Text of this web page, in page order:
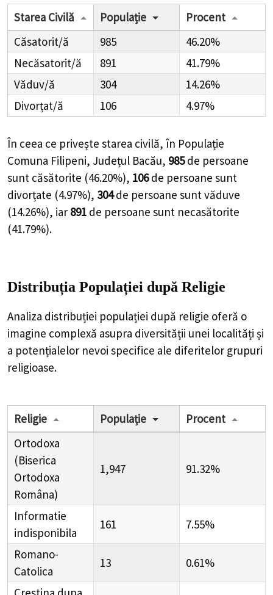
Starea Civilă Populație
Procent
Căsatorit/ă
985
46.20%
Necăsatorit/ă
891
41.79%
Văduv/ă
304
14.26%
Divorțat/ă
106 4.97%
În ceea ce privește starea civilă, în Populație
Comuna Filipeni, Județul Bacău, 985 de persoane
sunt căsătorite (46.20%), 106 de persoane sunt
divorțate (4.97%), 304 de persoane sunt văduve
(14.26%), iar 891 de persoane sunt necasătorite
(41.79%).
Distribuția Populației după Religie
Analiza distribuției populației după religie oferă o
imagine complexă asupra diversității unei localități și
a potențialelor nevoi specifice ale diferitelor grupuri
religioase.
Religie Populație
Procent
Ortodoxa
(Biserica
Ortodoxa
Româna)
1,947 91.32%
Informatie
indisponibila
161 7.55%
Romano-
Catolica
13 0.61%